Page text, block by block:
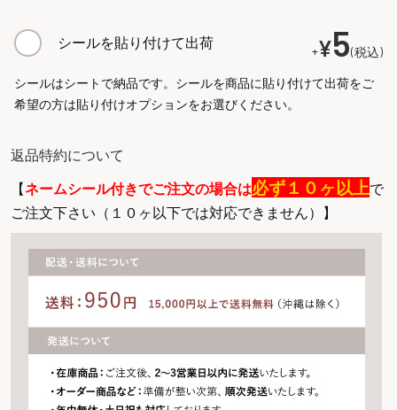
シールを貼り付けて出荷 +¥5 税込
シールはシートで納品です。シールを商品に貼り付けて出荷をご
希望の方は貼り付けオプションをお選びください。
返品特約について
【ネームシール付きでご注文の場合は必ず１０ヶ以上で
ご注文下さい（１０ヶ以下では対応できません）】